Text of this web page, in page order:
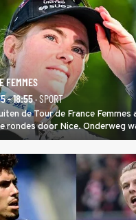
FEMMES
- 18:55· SPORT
de Tour de France
rondes door Nice. Onderweg
Aan de finish op de
de laatste gele trui.